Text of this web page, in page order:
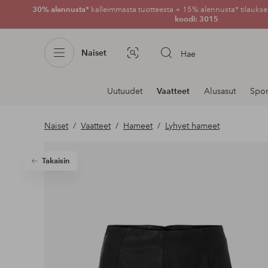
30% alennusta* kalleimmasta tuotteesta + 15% alennusta*
koodi: 3015
Naiset Kuvahaku Hae
Navigointi
osastoilla
Uutuudet Vaatteet Alusasut
Naiset Vaatteet Hameet Lyhyet hameet
Takaisin